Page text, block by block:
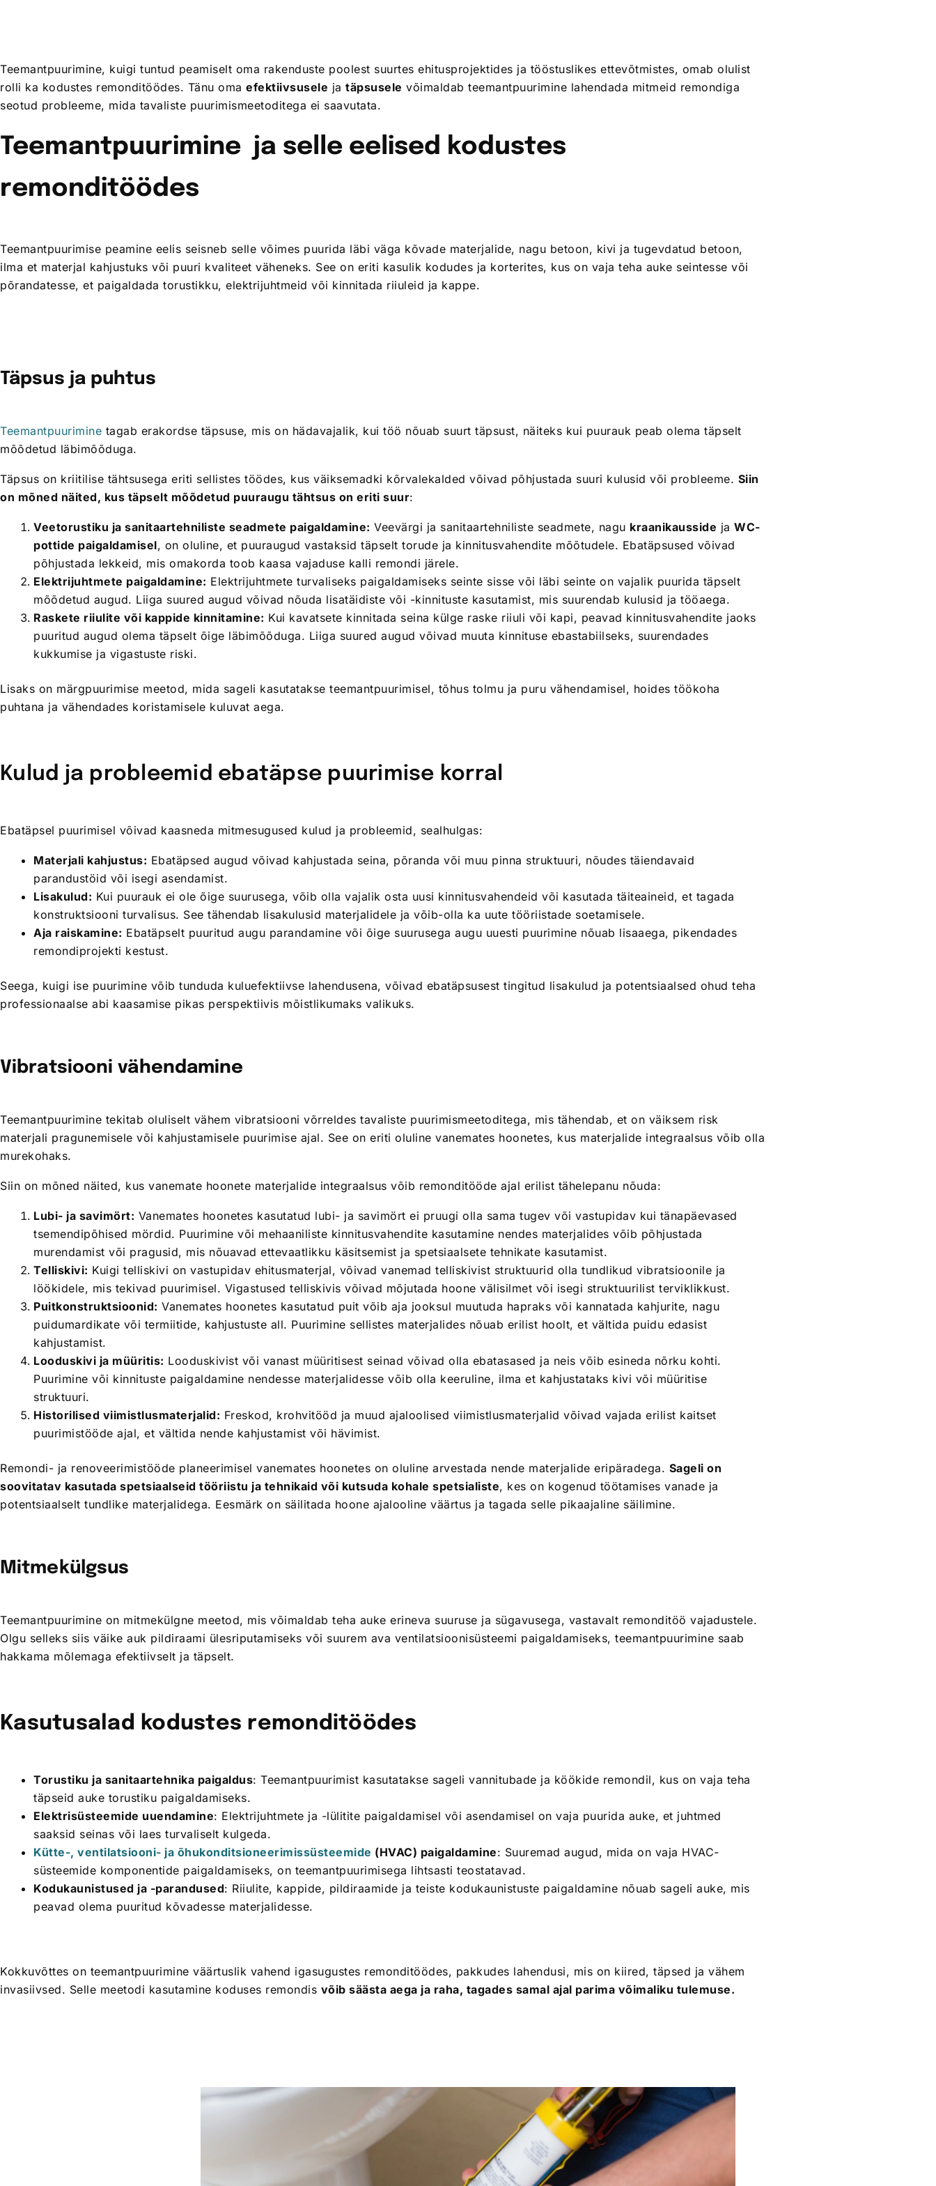
Teemantpuurimine, kuigi tuntud peamiselt oma rakenduste poolest suurtes ehitusprojektides ja tööstuslikes ettevõtmistes, omab olulist
rolli ka kodustes remonditöödes. Tänu oma efektiivsusele ja täpsusele võimaldab teemantpuurimine lahendada mitmeid remondiga
seotud probleeme, mida tavaliste puurimismeetoditega ei saavutata.
Teemantpuurimine ja selle eelised kodustes
remonditöödes
Teemantpuurimise peamine eelis seisneb selle võimes puurida läbi väga kõvade materjalide, nagu betoon, kivi ja tugevdatud betoon,
ilma et materjal kahjustuks või puuri kvaliteet väheneks. See on eriti kasulik kodudes ja korterites, kus on vaja teha auke seintesse või
põrandatesse, et paigaldada torustikku, elektrijuhtmeid või kinnitada riiuleid ja kappe.
Täpsus ja puhtus
Teemantpuurimine tagab erakordse täpsuse, mis on hädavajalik, kui töö nõuab suurt täpsust, näiteks kui puurauk peab olema täpselt
mõõdetud läbimõõduga.
Täpsus on kriitilise tähtsusega eriti sellistes töödes, kus väiksemadki kõrvalekalded võivad põhjustada suuri kulusid või probleeme. Siin
on mõned näited, kus täpselt mõõdetud puuraugu tähtsus on eriti suur:
Veetorustiku ja sanitaartehniliste seadmete paigaldamine: Veevärgi ja sanitaartehniliste seadmete, nagu kraanikausside ja WC-
pottide paigaldamisel, on oluline, et puuraugud vastaksid täpselt torude ja kinnitusvahendite mõõtudele. Ebatäpsused võivad
põhjustada lekkeid, mis omakorda toob kaasa vajaduse kalli remondi järele.
Elektrijuhtmete paigaldamine: Elektrijuhtmete turvaliseks paigaldamiseks seinte sisse või läbi seinte on vajalik puurida täpselt
mõõdetud augud. Liiga suured augud võivad nõuda lisatäidiste või -kinnituste kasutamist, mis suurendab kulusid ja tööaega.
Raskete riiulite või kappide kinnitamine: Kui kavatsete kinnitada seina külge raske riiuli või kapi, peavad kinnitusvahendite jaoks
puuritud augud olema täpselt õige läbimõõduga. Liiga suured augud võivad muuta kinnituse ebastabiilseks, suurendades
kukkumise ja vigastuste riski.
Lisaks on märgpuurimise meetod, mida sageli kasutatakse teemantpuurimisel, tõhus tolmu ja puru vähendamisel, hoides töökoha
puhtana ja vähendades koristamisele kuluvat aega.
Kulud ja probleemid ebatäpse puurimise korral
Ebatäpsel puurimisel võivad kaasneda mitmesugused kulud ja probleemid, sealhulgas:
Materjali kahjustus: Ebatäpsed augud võivad kahjustada seina, põranda või muu pinna struktuuri, nõudes täiendavaid
parandustöid või isegi asendamist.
Lisakulud: Kui puurauk ei ole õige suurusega, võib olla vajalik osta uusi kinnitusvahendeid või kasutada täiteaineid, et tagada
konstruktsiooni turvalisus. See tähendab lisakulusid materjalidele ja võib-olla ka uute tööriistade soetamisele.
Aja raiskamine: Ebatäpselt puuritud augu parandamine või õige suurusega augu uuesti puurimine nõuab lisaaega, pikendades
remondiprojekti kestust.
Seega, kuigi ise puurimine võib tunduda kuluefektiivse lahendusena, võivad ebatäpsusest tingitud lisakulud ja potentsiaalsed ohud teha
professionaalse abi kaasamise pikas perspektiivis mõistlikumaks valikuks.
Vibratsiooni vähendamine
Teemantpuurimine tekitab oluliselt vähem vibratsiooni võrreldes tavaliste puurimismeetoditega, mis tähendab, et on väiksem risk
materjali pragunemisele või kahjustamisele puurimise ajal. See on eriti oluline vanemates hoonetes, kus materjalide integraalsus võib olla
murekohaks.
Siin on mõned näited, kus vanemate hoonete materjalide integraalsus võib remonditööde ajal erilist tähelepanu nõuda:
Lubi- ja savimört: Vanemates hoonetes kasutatud lubi- ja savimört ei pruugi olla sama tugev või vastupidav kui tänapäevased
tsemendipõhised mördid. Puurimine või mehaaniliste kinnitusvahendite kasutamine nendes materjalides võib põhjustada
murendamist või pragusid, mis nõuavad ettevaatlikku käsitsemist ja spetsiaalsete tehnikate kasutamist.
Telliskivi: Kuigi telliskivi on vastupidav ehitusmaterjal, võivad vanemad telliskivist struktuurid olla tundlikud vibratsioonile ja
löökidele, mis tekivad puurimisel. Vigastused telliskivis võivad mõjutada hoone välisilmet või isegi struktuurilist terviklikkust.
Puitkonstruktsioonid: Vanemates hoonetes kasutatud puit võib aja jooksul muutuda hapraks või kannatada kahjurite, nagu
puidumardikate või termiitide, kahjustuste all. Puurimine sellistes materjalides nõuab erilist hoolt, et vältida puidu edasist
kahjustamist.
Looduskivi ja müüritis: Looduskivist või vanast müüritisest seinad võivad olla ebatasased ja neis võib esineda nõrku kohti.
Puurimine või kinnituste paigaldamine nendesse materjalidesse võib olla keeruline, ilma et kahjustataks kivi või müüritise
struktuuri.
Historilised viimistlusmaterjalid: Freskod, krohvitööd ja muud ajaloolised viimistlusmaterjalid võivad vajada erilist kaitset
puurimistööde ajal, et vältida nende kahjustamist või hävimist.
Remondi- ja renoveerimistööde planeerimisel vanemates hoonetes on oluline arvestada nende materjalide eripäradega. Sageli on
soovitatav kasutada spetsiaalseid tööriistu ja tehnikaid või kutsuda kohale spetsialiste, kes on kogenud töötamises vanade ja
potentsiaalselt tundlike materjalidega. Eesmärk on säilitada hoone ajalooline väärtus ja tagada selle pikaajaline säilimine.
Mitmekülgsus
Teemantpuurimine on mitmekülgne meetod, mis võimaldab teha auke erineva suuruse ja sügavusega, vastavalt remonditöö vajadustele.
Olgu selleks siis väike auk pildiraami ülesriputamiseks või suurem ava ventilatsioonisüsteemi paigaldamiseks, teemantpuurimine saab
hakkama mõlemaga efektiivselt ja täpselt.
Kasutusalad kodustes remonditöödes
Torustiku ja sanitaartehnika paigaldus: Teemantpuurimist kasutatakse sageli vannitubade ja köökide remondil, kus on vaja teha
täpseid auke torustiku paigaldamiseks.
Elektrisüsteemide uuendamine: Elektrijuhtmete ja -lülitite paigaldamisel või asendamisel on vaja puurida auke, et juhtmed
saaksid seinas või laes turvaliselt kulgeda.
Kütte-, ventilatsiooni- ja õhukonditsioneerimissüsteemide (HVAC) paigaldamine: Suuremad augud, mida on vaja HVAC-
süsteemide komponentide paigaldamiseks, on teemantpuurimisega lihtsasti teostatavad.
Kodukaunistused ja -parandused: Riiulite, kappide, pildiraamide ja teiste kodukaunistuste paigaldamine nõuab sageli auke, mis
peavad olema puuritud kõvadesse materjalidesse.
Kokkuvõttes on teemantpuurimine väärtuslik vahend igasugustes remonditöödes, pakkudes lahendusi, mis on kiired, täpsed ja vähem
invasiivsed. Selle meetodi kasutamine koduses remondis võib säästa aega ja raha, tagades samal ajal parima võimaliku tulemuse.